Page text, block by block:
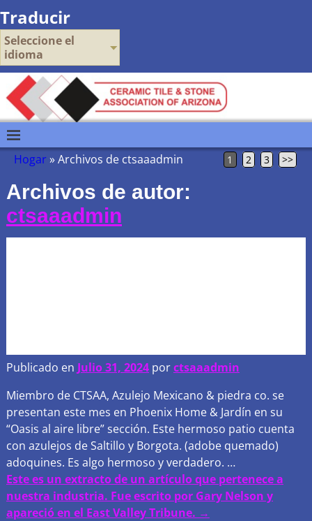
Traducir
Seleccione el
idioma
Hogar »Archivos de ctsaaadmin 1 2 3 >>
Archivos de autor:
ctsaaadmin
Publicado en Julio 31, 2024 porctsaaadmin
Miembro de CTSAA, Azulejo Mexicano & piedra co. se
presentan este mes en Phoenix Home & Jardín en su
“Oasis al aire libre” sección. Este hermoso patio cuenta
con azulejos de Saltillo y Borgota. (adobe quemado)
adoquines. Es algo hermoso y verdadero. …
Este es un extracto de un artículo que pertenece a
nuestra industria. Fue escrito por Gary Nelson y
apareció en el East Valley Tribune. →